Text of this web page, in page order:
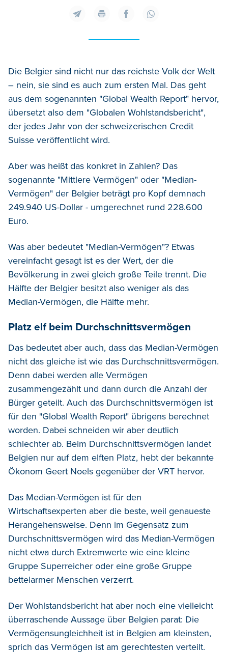
Die Belgier sind nicht nur das reichste Volk der Welt
– nein, sie sind es auch zum ersten Mal. Das geht
aus dem sogenannten "Global Wealth Report" hervor,
übersetzt also dem "Globalen Wohlstandsbericht",
der jedes Jahr von der schweizerischen Credit
Suisse veröffentlicht wird.
Aber was heißt das konkret in Zahlen? Das
sogenannte "Mittlere Vermögen" oder "Median-
Vermögen" der Belgier beträgt pro Kopf demnach
249.940 US-Dollar - umgerechnet rund 228.600
Euro.
Was aber bedeutet "Median-Vermögen"? Etwas
vereinfacht gesagt ist es der Wert, der die
Bevölkerung in zwei gleich große Teile trennt. Die
Hälfte der Belgier besitzt also weniger als das
Median-Vermögen, die Hälfte mehr.
Platz elf beim Durchschnittsvermögen
Das bedeutet aber auch, dass das Median-Vermögen
nicht das gleiche ist wie das Durchschnittsvermögen.
Denn dabei werden alle Vermögen
zusammengezählt und dann durch die Anzahl der
Bürger geteilt. Auch das Durchschnittsvermögen ist
für den "Global Wealth Report" übrigens berechnet
worden. Dabei schneiden wir aber deutlich
schlechter ab. Beim Durchschnittsvermögen landet
Belgien nur auf dem elften Platz, hebt der bekannte
Ökonom Geert Noels gegenüber der VRT hervor.
Das Median-Vermögen ist für den
Wirtschaftsexperten aber die beste, weil genaueste
Herangehensweise. Denn im Gegensatz zum
Durchschnittsvermögen wird das Median-Vermögen
nicht etwa durch Extremwerte wie eine kleine
Gruppe Superreicher oder eine große Gruppe
bettelarmer Menschen verzerrt.
Der Wohlstandsbericht hat aber noch eine vielleicht
überraschende Aussage über Belgien parat: Die
Vermögensungleichheit ist in Belgien am kleinsten,
sprich das Vermögen ist am gerechtesten verteilt.